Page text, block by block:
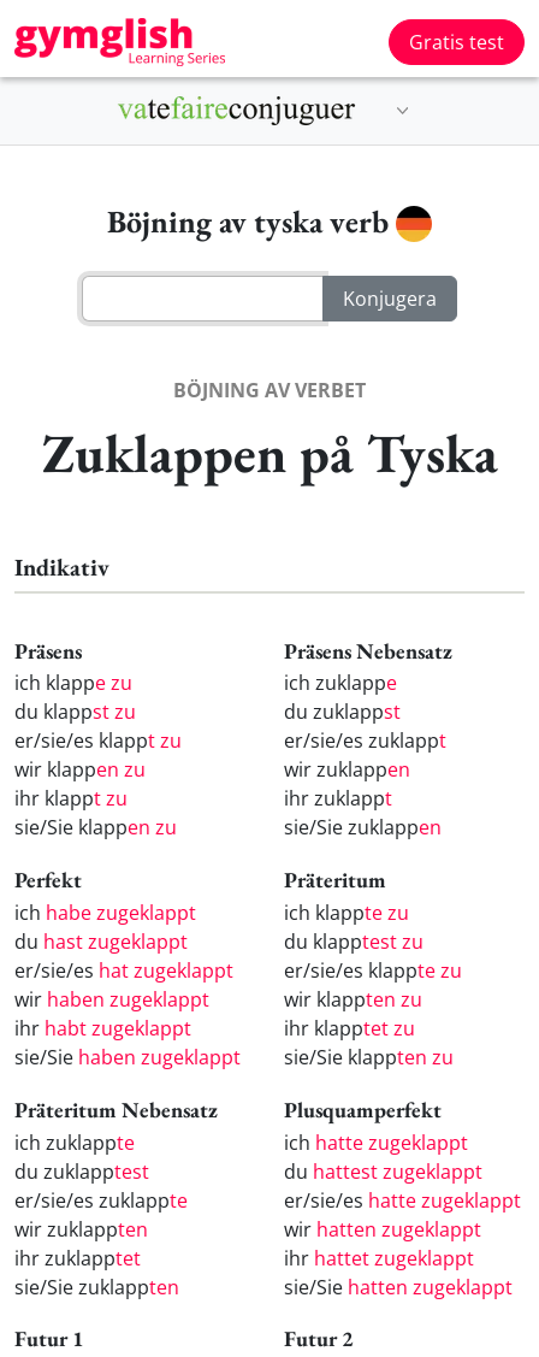
Gratis test
Böjning av tyska verb
BÖJNING AV VERBET
Zuklappen på Tyska
Indikativ
Präsens
ich klappe zu
du klappst zu
er/sie/es klappt zu
wir klappen zu
ihr klappt zu
sie/Sie klappen zu
Präsens Nebensatz
ich zuklappe
du zuklappst
er/sie/es zuklappt
wir zuklappen
ihr zuklappt
sie/Sie zuklappen
Perfekt
ich habe zugeklappt
du hast zugeklappt
er/sie/es hat zugeklappt
wir haben zugeklappt
ihr habt zugeklappt
sie/Sie haben zugeklappt
Präteritum
ich klappte zu
du klapptest zu
er/sie/es klappte zu
wir klappten zu
ihr klapptet zu
sie/Sie klappten zu
Präteritum Nebensatz
ich zuklappte
du zuklapptest
er/sie/es zuklappte
wir zuklappten
ihr zuklapptet
sie/Sie zuklappten
Plusquamperfekt
ich hatte zugeklappt
du hattest zugeklappt
er/sie/es hatte zugeklappt
wir hatten zugeklappt
ihr hattet zugeklappt
sie/Sie hatten zugeklappt
Futur 1 Futur 2